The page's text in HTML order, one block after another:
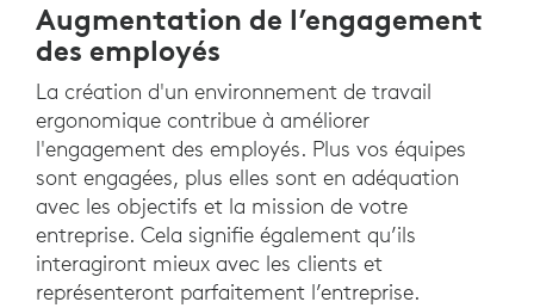
Augmentation de l’engagement
des employés
La création d'un environnement de travail
ergonomique contribue à améliorer
l'engagement des employés. Plus vos équipes
sont engagées, plus elles sont en adéquation
avec les objectifs et la mission de votre
entreprise. Cela signifie également qu’ils
interagiront mieux avec les clients et
représenteront parfaitement l’entreprise.